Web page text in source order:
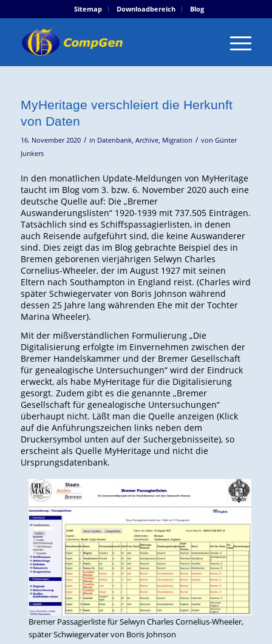
Sitemap Downloadbereich Blog
MyHeritage verschleiert die Herkunft
von Daten
16. November 2020 / in Datenbank, Archive, Migration / von Günter
Junkers
In den monatlichen Update-Meldungen von MyHeritage
taucht im Blog vom 3. bzw. 6. November 2020 auch eine
deutsche Quelle auf: Die „Bremer
Auswanderungslisten“ 1920-1939 mit 737.505 Einträgen.
Tatsächlich sind es Schiffspassagierlisten, in denen
auch Reisende aufgeführt sind, die keine Auswanderer
sind. Dies zeigt das im Blog gebrachte Beispiel des in
Bremen geborenen vierjährigen Selwyn Charles
Cornelius-Wheeler, der im August 1927 mit seinen
Eltern nach Southampton in England reist. (Charles wird
später Schwiegervater von Boris Johnson während
dessen 25 Jahre lang währenden Ehe mit der Tochter
Marina Wheeler).
Mit der mißverständlichen Formulierung „Die
Digitalisierung erfolgte im Einvernehmen zwischen der
Bremer Handelskammer und der Bremer Gesellschaft
für genealogische Untersuchungen“ wird der Eindruck
erweckt, als habe MyHeritage für die Digitalisierung
gesorgt. Zudem gibt es die genannte „Bremer
Gesellschaft für genealogische Untersuchungen“
überhaupt nicht. Läßt man die Quelle anzeigen (Klick
auf die Anführungszeichen links neben dem
Druckersymbol unten auf der Suchergebnisseite), so
erscheint als Quelle MyHeritage und nicht die
Ursprungsdatenbank.
Bremer Passagierliste für Selwyn Charles Cornelius-Wheeler,
später Schwiegervater von Boris Johnson